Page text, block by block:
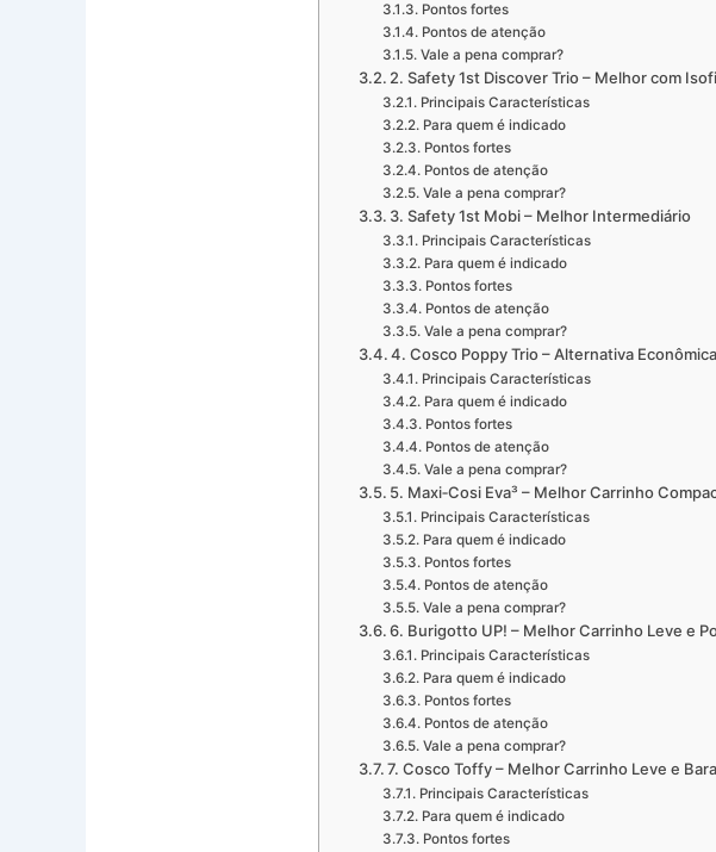
Pontos fortes
Pontos de atenção
Vale a pena comprar?
2. Safety 1st Discover Trio – Melhor com
Principais Características
Para quem é indicado
Pontos fortes
Pontos de atenção
Vale a pena comprar?
3. Safety 1st Mobi – Melhor Intermediário
Principais Características
Para quem é indicado
Pontos fortes
Pontos de atenção
Vale a pena comprar?
4. Cosco Poppy Trio – Alternativa
Principais Características
Para quem é indicado
Pontos fortes
Pontos de atenção
Vale a pena comprar?
5. Maxi‑Cosi Eva³ – Melhor Carrinho
Principais Características
Para quem é indicado
Pontos fortes
Pontos de atenção
Vale a pena comprar?
6. Burigotto UP! – Melhor Carrinho Leve e
Principais Características
Para quem é indicado
Pontos fortes
Pontos de atenção
Vale a pena comprar?
7. Cosco Toffy – Melhor Carrinho Leve e
Principais Características
Para quem é indicado
Pontos fortes